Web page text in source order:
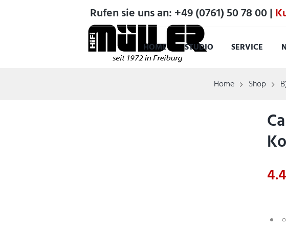
Rufen sie uns an: +49 (0761) 50 78 00 |
HOME STUDIO SERVICE
Home Shop